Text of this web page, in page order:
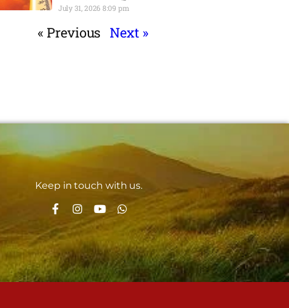
July 31, 20268:09 pm
« Previous Next »
Keep in touch with us.